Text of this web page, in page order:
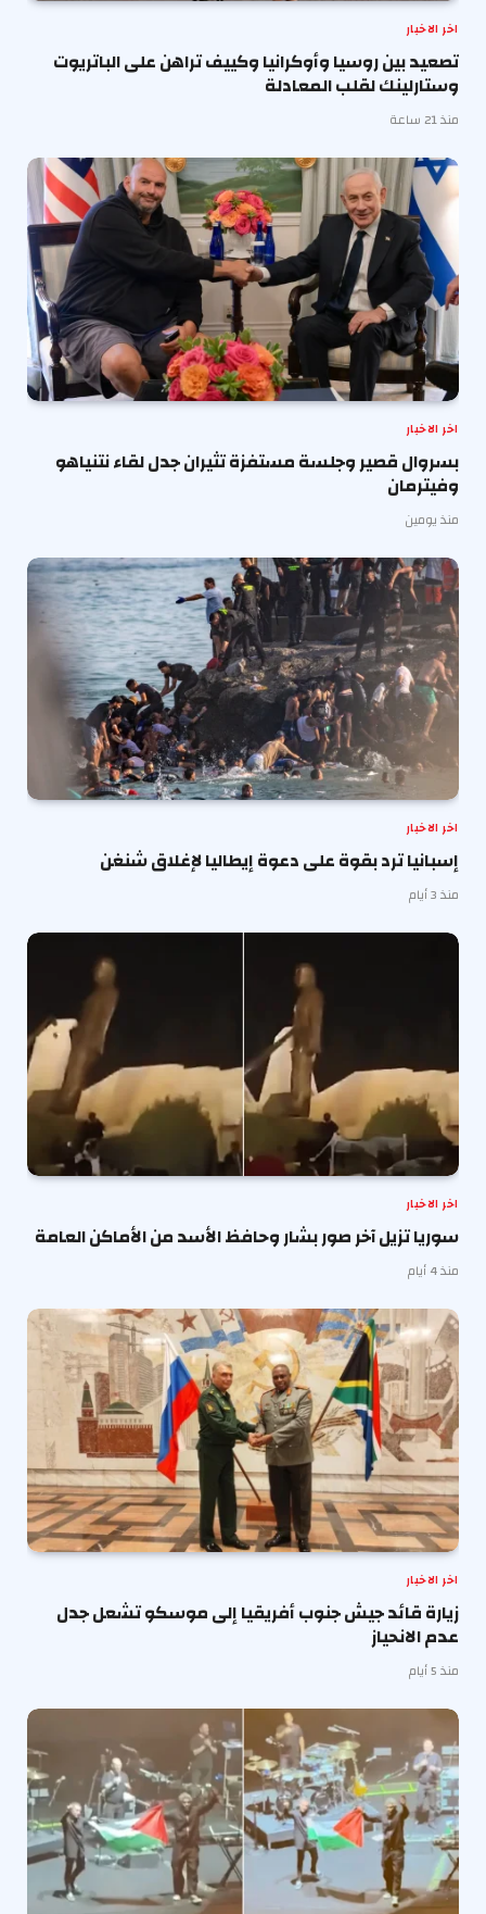
اخر الاخبار
تصعيد بين روسيا وأوكرانيا وكييف تراهن على الباتريوت
وستارلينك لقلب المعادلة
منذ 21 ساعة
اخر الاخبار
بسروال قصير وجلسة مستفزة تثيران جدل لقاء نتنياهو
وفيترمان
منذ يومين
اخر الاخبار
إسبانيا ترد بقوة على دعوة إيطاليا لإغلاق شنغن
منذ 3 أيام
اخر الاخبار
سوريا تزيل آخر صور بشار وحافظ الأسد من الأماكن العامة
منذ 4 أيام
اخر الاخبار
زيارة قائد جيش جنوب أفريقيا إلى موسكو تشعل جدل
عدم الانحياز
منذ 5 أيام